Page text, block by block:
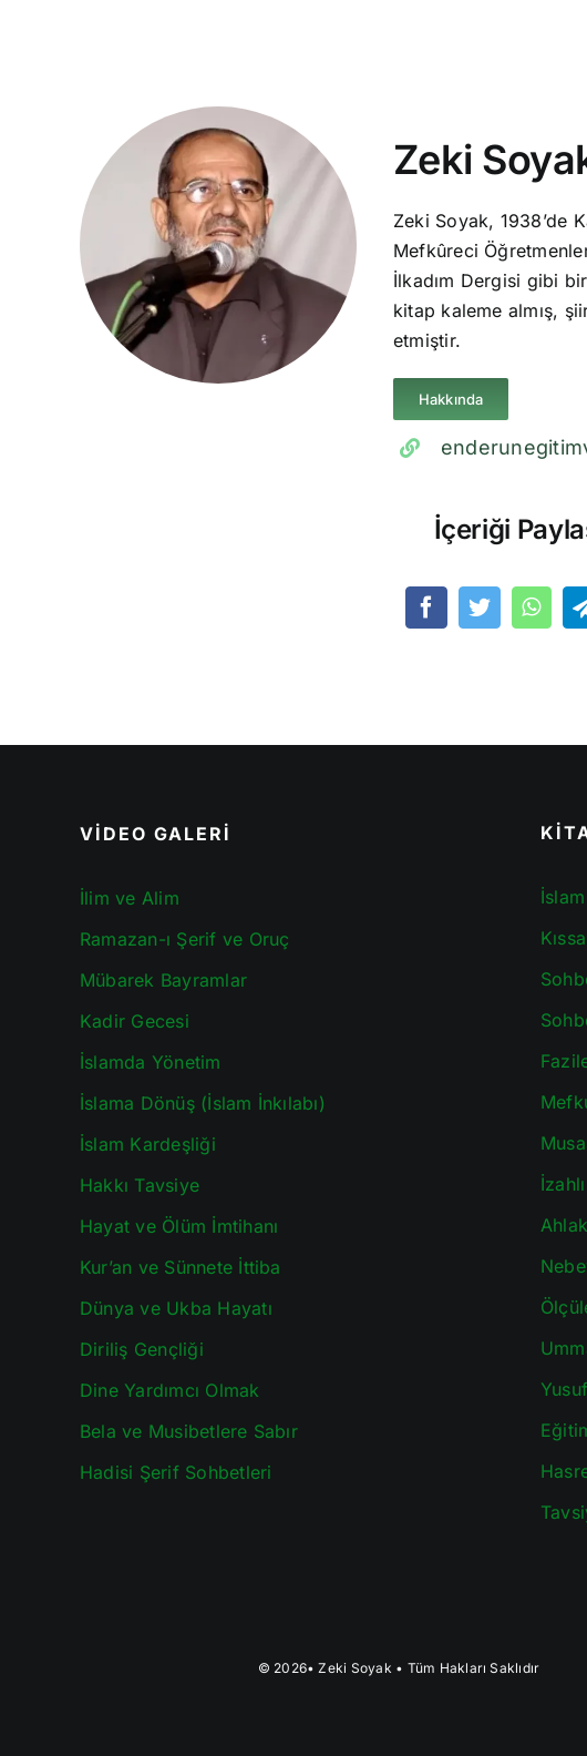
Zeki
Zeki Soyak, 1938’de
Mefkûreci
İlkadım Dergisi gibi
kitap kaleme almış,
etmiştir.
Hakkında
İçeriği
VİDEO GALERİ
İlim ve Alim
Ramazan-ı Şerif ve Oruç
Mübarek Bayramlar
Kadir Gecesi
İslamda Yönetim
İslama Dönüş (İslam İnkılabı)
İslam Kardeşliği
Hakkı Tavsiye
Hayat ve Ölüm İmtihanı
Kur’an ve Sünnete İttiba
Dünya ve Ukba Hayatı
Diriliş Gençliği
Dine Yardımcı Olmak
Bela ve Musibetlere Sabır
Hadisi Şerif Sohbetleri
© 2026•Zeki Soyak• Tüm Hakları Saklıdır